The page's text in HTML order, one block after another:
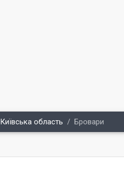
Київська область Бровари